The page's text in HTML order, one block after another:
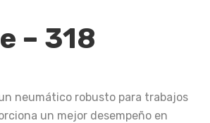
– 318
neumático robusto para trabajos
un mejor desempeño en